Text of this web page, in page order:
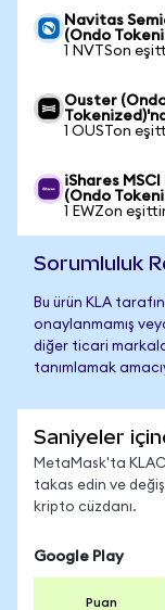
Navitas
(Ondo
1 NVTSon
Ouster
1 OUSTon
iShares
(Ondo
1 EWZon
Sorumluluk
Bu ürün KLA
onaylanmamış
diğer ticari
tanımlamak
Saniyeler
MetaMask'ta
takas edin ve
kripto cüzdanı.
Google Play
Puan